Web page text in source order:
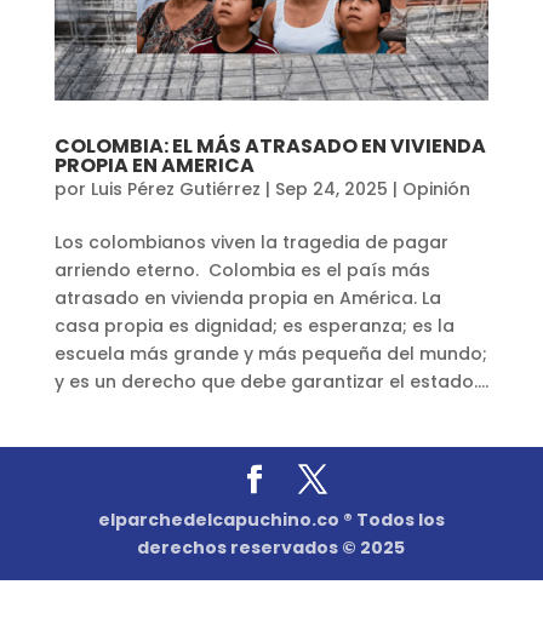
COLOMBIA: EL MÁS ATRASADO EN VIVIENDA
PROPIA EN AMERICA
por Luis Pérez Gutiérrez | Sep 24, 2025 | Opinión
Los colombianos viven la tragedia de pagar
arriendo eterno. Colombia es el país más
atrasado en vivienda propia en América. La
casa propia es dignidad; es esperanza; es la
escuela más grande y más pequeña del mundo;
y es un derecho que debe garantizar el estado....
elparchedelcapuchino.co ® Todos los
derechos reservados © 2025